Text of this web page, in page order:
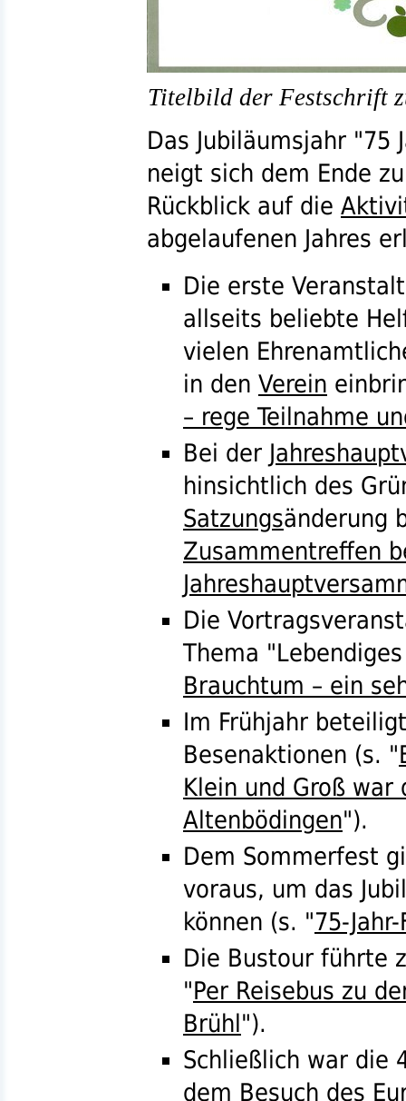
Titelbild der Festschrift
Das Jubiläumsjahr "75
neigt sich dem Ende
Rückblick auf die
abgelaufenen Jahres
Die erste
allseits beliebte
vielen
in den Verein
– rege Teilnahme
Bei der
hinsichtlich des
Satzungsänderung
Zusammentreffen
Die
Thema
Brauchtum – ein
Im Frühjahr
Besenaktionen (s. "
Klein und Groß war
Altenbödingen").
Dem Sommerfest
voraus, um das
können (s. "75-
Die Bustour führte
"Per Reisebus zu
Brühl").
Schließlich war die
dem Besuch des